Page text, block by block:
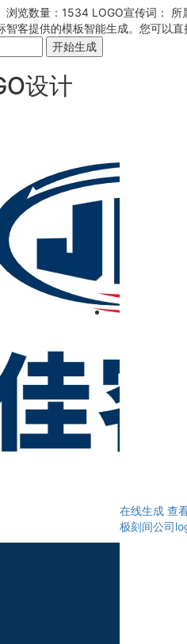
浏览数量：1534 LOGO宣传词： 所
客提供的模板智能生成。您可以
开始生成
设计
在线生成 查
极刻间公司